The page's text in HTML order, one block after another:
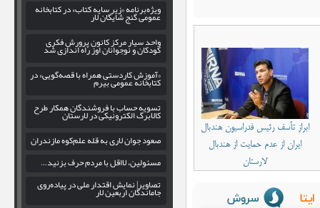
ابراز تأسف رئیس فدراسیون هندبال
ایران از عدم حمایت از هندبال
لارستان
ویژه‌برنامه «زیر سایه کتاب» در کتابخانه
عمومی گنج شایگان لار
واحد سیار مرکز کانون پرورش فکری
کودکان و نوجوانان اوز راه اندازی شد
«آموزش کاردستی همراه با قصه‌گویی» در
کتابخانه عمومی بیرم
تسویه حساب با فروشندگان همکار طرح
کالابرگ الکترونیکی در لارستان
صعود جوان لاری به قله علم‌کوه مازندران
مسئولین، لااقل با مردم حرف بزنید…
تصاویر| نمایش اقتدار ملی در پیاده‌روی
جاماندگان اربعین لار